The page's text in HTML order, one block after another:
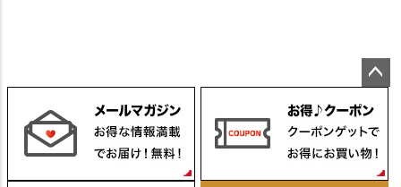
ジト
ップ
へ